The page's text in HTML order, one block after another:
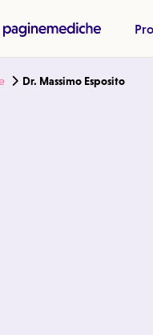
Dr. Massimo Esposito